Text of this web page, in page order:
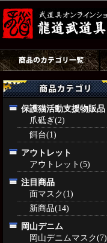
保護猫活動支援物販品
爪砥ぎ(2)
餌台(1)
アウトレット
アウトレット(5)
注目商品
面マスク(1)
新商品(14)
岡山デニム
岡山デニムマスク(7)